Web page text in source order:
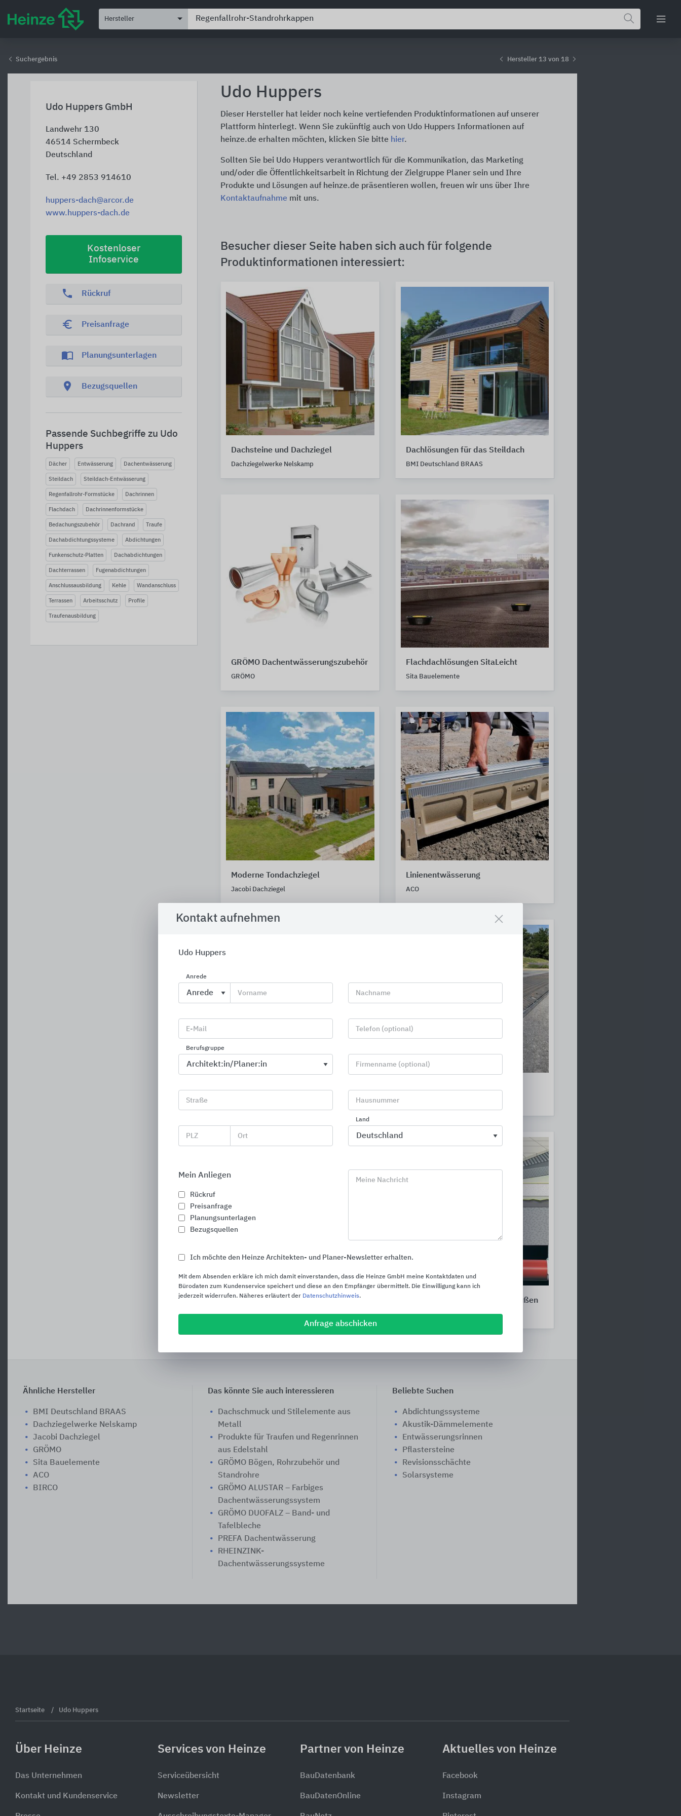
Hersteller
Suchergebnis Hersteller 13 von 18
Udo Huppers GmbH
Landwehr 130
46514 Schermbeck
Deutschland
Tel. +49 2853 914610
huppers-dach@arcor.de
www.huppers-dach.de
Kostenloser
Infoservice
phone Rückruf
euro_symbol Preisanfrage
import_contacts Planungsunterlagen
location_on Bezugsquellen
Passende Suchbegriffe zu Udo
Huppers
Dächer Entwässerung Dachentwässerung
Steildach Steildach-Entwässerung
Regenfallrohr-Formstücke Dachrinnen
Flachdach Dachrinnenformstücke
Bedachungszubehör Dachrand Traufe
Dachabdichtungssysteme Abdichtungen
Funkenschutz-Platten Dachabdichtungen
Dachterrassen Fugenabdichtungen
Anschlussausbildung Kehle Wandanschluss
Terrassen Arbeitsschutz Profile
Traufenausbildung
Udo Huppers
Dieser Hersteller hat leider noch keine vertiefenden Produktinformationen auf unserer
Plattform hinterlegt. Wenn Sie zukünftig auch von Udo Huppers Informationen auf
heinze.de erhalten möchten, klicken Sie bitte hier.
Sollten Sie bei Udo Huppers verantwortlich für die Kommunikation, das Marketing
und/oder die Öffentlichkeitsarbeit in Richtung der Zielgruppe Planer sein und Ihre
Produkte und Lösungen auf heinze.de präsentieren wollen, freuen wir uns über Ihre
Kontaktaufnahme mit uns.
Besucher dieser Seite haben sich auch für folgende
Produktinformationen interessiert:
Dachsteine und Dachziegel
Dachziegelwerke Nelskamp
Dachlösungen für das Steildach
BMI Deutschland BRAAS
GRÖMO Dachentwässerungszubehör
GRÖMO
Flachdachlösungen SitaLeicht
Sita Bauelemente
Moderne Tondachziegel
Jacobi Dachziegel
Linienentwässerung
ACO
Dachentwässerung
RHEINZINK
Ablauftechnik für Innen und Außen
KESSEL Entwässerungstechnik
Ähnliche Hersteller
BMI Deutschland BRAAS
Dachziegelwerke Nelskamp
Jacobi Dachziegel
GRÖMO
Sita Bauelemente
ACO
BIRCO
Das könnte Sie auch interessieren
Dachschmuck und Stilelemente aus
Metall
Produkte für Traufen und Regenrinnen
aus Edelstahl
GRÖMO Bögen, Rohrzubehör und
Standrohre
GRÖMO ALUSTAR – Farbiges
Dachentwässerungssystem
GRÖMO DUOFALZ – Band- und
Tafelbleche
PREFA Dachentwässerung
RHEINZINK-
Dachentwässerungssysteme
Beliebte Suchen
Abdichtungssysteme
Akustik-Dämmelemente
Entwässerungsrinnen
Pflastersteine
Revisionsschächte
Solarsysteme
Kontakt aufnehmen
Udo Huppers
Anrede
Vorname Nachname
E-Mail Telefon (optional)
Berufsgruppe
Firmenname (optional)
Straße Hausnummer
PLZ Ort
Land
Mein Anliegen
Rückruf
Preisanfrage
Planungsunterlagen
Bezugsquellen
Meine Nachricht
Ich möchte den Heinze Architekten- und Planer-Newsletter erhalten.
Mit dem Absenden erkläre ich mich damit einverstanden, dass die Heinze GmbH meine Kontaktdaten und
Bürodaten zum Kundenservice speichert und diese an den Empfänger übermittelt. Die Einwilligung kann ich
jederzeit widerrufen. Näheres erläutert der Datenschutzhinweis.
Anfrage abschicken
Startseite Udo Huppers
Über Heinze
Das Unternehmen
Kontakt und Kundenservice
Services von Heinze
Serviceübersicht
Newsletter
Partner von Heinze
BauDatenbank
BauDatenOnline
Aktuelles von Heinze
Facebook
Instagram